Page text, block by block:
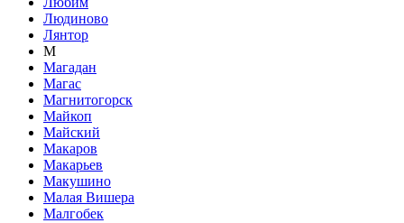
Людиново
Лянтор
М
Магадан
Магас
Магнитогорск
Майкоп
Майский
Макаров
Макарьев
Макушино
Малая Вишера
Малгобек